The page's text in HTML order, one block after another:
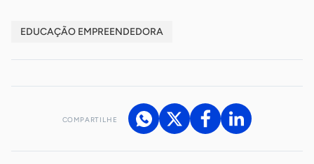
EDUCAÇÃO EMPREENDEDORA
COMPARTILHE